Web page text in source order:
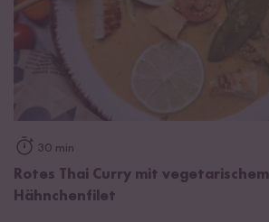
30 min
Rotes Thai Curry mit vegetarischem
Hähnchenfilet